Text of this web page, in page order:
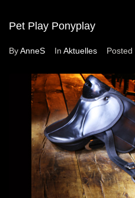
Pet Play Ponyplay
ByAnneS In Aktuelles Posted